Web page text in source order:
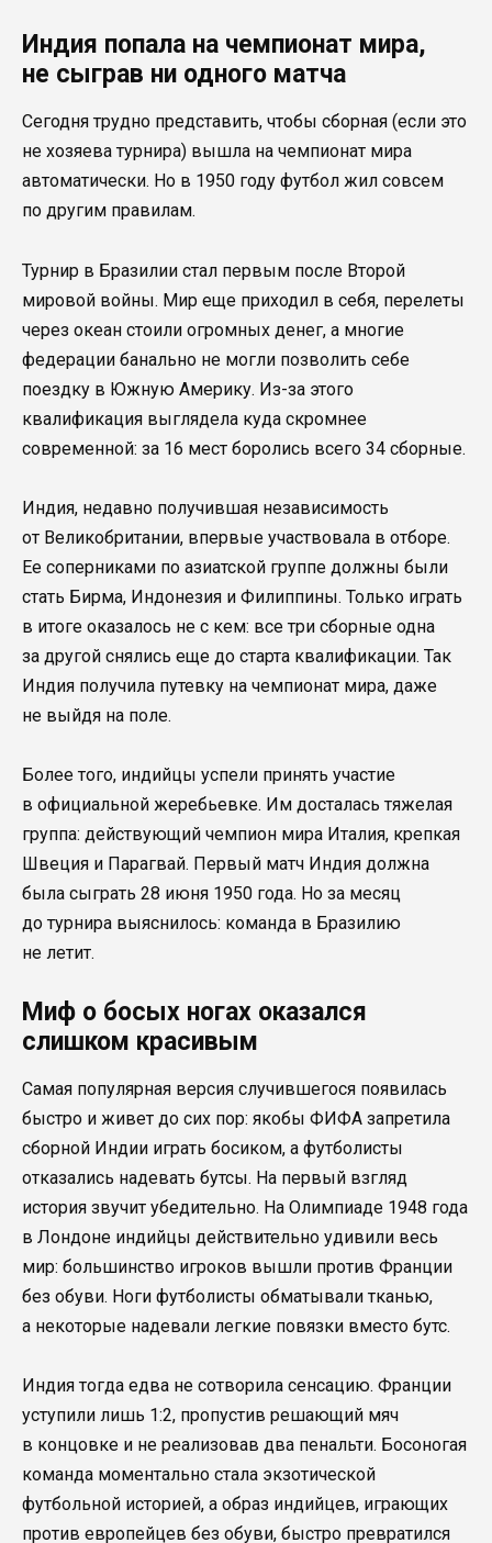
Индия попала на чемпионат мира,
не сыграв ни одного матча
Сегодня трудно представить, чтобы сборная (если это
не хозяева турнира) вышла на чемпионат мира
автоматически. Но в 1950 году футбол жил совсем
по другим правилам.
Турнир в Бразилии стал первым после Второй
мировой войны. Мир еще приходил в себя, перелеты
через океан стоили огромных денег, а многие
федерации банально не могли позволить себе
поездку в Южную Америку. Из-за этого
квалификация выглядела куда скромнее
современной: за 16 мест боролись всего 34 сборные.
Индия, недавно получившая независимость
от Великобритании, впервые участвовала в отборе.
Ее соперниками по азиатской группе должны были
стать Бирма, Индонезия и Филиппины. Только играть
в итоге оказалось не с кем: все три сборные одна
за другой снялись еще до старта квалификации. Так
Индия получила путевку на чемпионат мира, даже
не выйдя на поле.
Более того, индийцы успели принять участие
в официальной жеребьевке. Им досталась тяжелая
группа: действующий чемпион мира Италия, крепкая
Швеция и Парагвай. Первый матч Индия должна
была сыграть 28 июня 1950 года. Но за месяц
до турнира выяснилось: команда в Бразилию
не летит.
Миф о босых ногах оказался
слишком красивым
Самая популярная версия случившегося появилась
быстро и живет до сих пор: якобы ФИФА запретила
сборной Индии играть босиком, а футболисты
отказались надевать бутсы. На первый взгляд
история звучит убедительно. На Олимпиаде 1948 года
в Лондоне индийцы действительно удивили весь
мир: большинство игроков вышли против Франции
без обуви. Ноги футболисты обматывали тканью,
а некоторые надевали легкие повязки вместо бутс.
Индия тогда едва не сотворила сенсацию. Франции
уступили лишь 1:2, пропустив решающий мяч
в концовке и не реализовав два пенальти. Босоногая
команда моментально стала экзотической
футбольной историей, а образ индийцев, играющих
против европейцев без обуви, быстро превратился